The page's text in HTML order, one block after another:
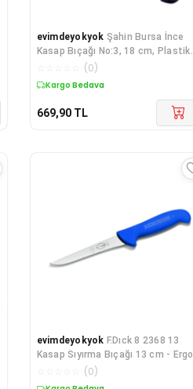
evimdeyokyok Şahin Bursa İnce
Kasap Bıçağı No:3, 18 cm, Plastik
Sap TdrTR(0)
Kargo Bedava
669,90 TL
evimdeyokyok F.Dıck 8 2368 13
Kasap Sıyırma Bıçağı 13 cm - Ergo
Grip TdrTR(0)